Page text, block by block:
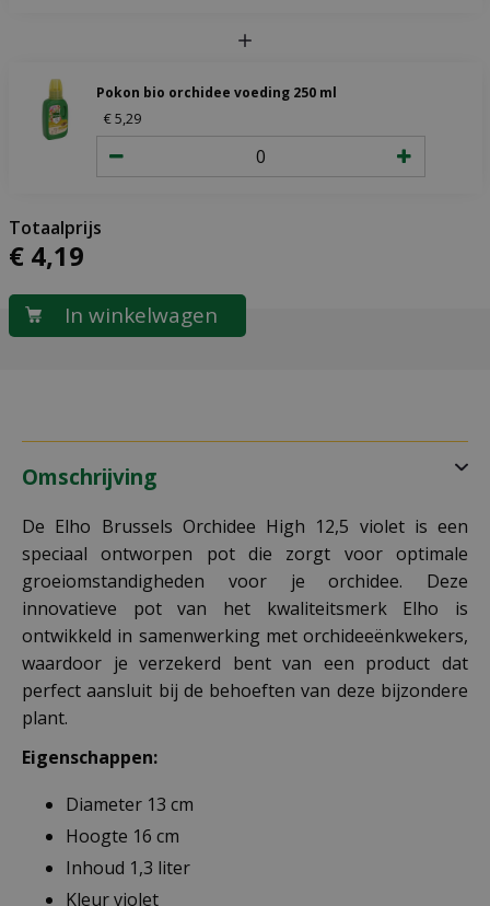
Pokon bio orchidee voeding 250 ml
€5 29
€ 4,19
Omschrijving
De Elho Brussels Orchidee High 12,5 violet is een
speciaal ontworpen pot die zorgt voor optimale
groeiomstandigheden voor je orchidee. Deze
innovatieve pot van het kwaliteitsmerk Elho is
ontwikkeld in samenwerking met orchideeënkwekers,
waardoor je verzekerd bent van een product dat
perfect aansluit bij de behoeften van deze bijzondere
plant.
Eigenschappen:
Diameter 13 cm
Hoogte 16 cm
Inhoud 1,3 liter
Kleur violet